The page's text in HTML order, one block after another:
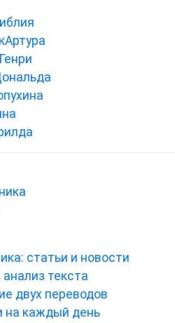
статьи и новости
текста
двух переводов
на каждый день